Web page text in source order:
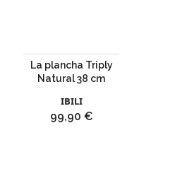
La plancha Triply
Natural 38 cm
IBILI
Prix
99,90 €